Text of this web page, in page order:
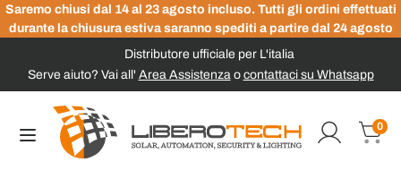
Saremo chiusi dal 14 al 23 agosto incluso. Tutti gli ordini effettuati
durante la chiusura estiva saranno spediti a partire dal 24 agosto
Distributore ufficiale per L'italia
Serve aiuto? Vai all' Area Assistenzao contattaci su Whatsapp
0